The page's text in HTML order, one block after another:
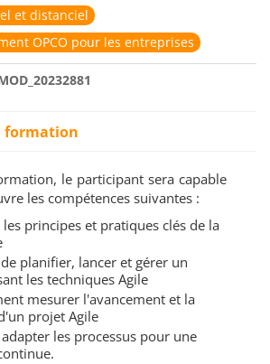
et distanciel
OPCO pour les entreprises
formation
le participant sera capable
les compétences suivantes :
principes et pratiques clés de la
planifier, lancer et gérer un
les techniques Agile
mesurer l'avancement et la
projet Agile
les processus pour une